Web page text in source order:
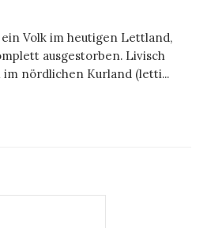
Volk im heutigen Lettland,
ausgestorben. Livisch
nördlichen Kurland (letti...